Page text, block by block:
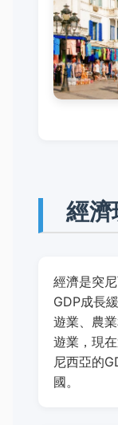
經濟
經濟是突
GDP成長
遊業、農
遊業，現
尼西亞的
國。